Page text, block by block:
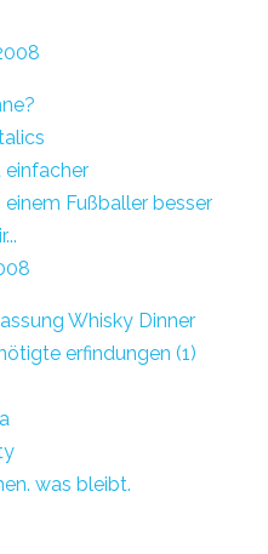
einfacher
Fußballer besser
Whisky Dinner
erfindungen (1)
was bleibt.